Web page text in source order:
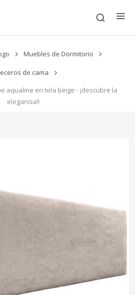
Muebles de Dormitorio
de cama
aqualine en tela beige - ¡descubre la
elegancia!!